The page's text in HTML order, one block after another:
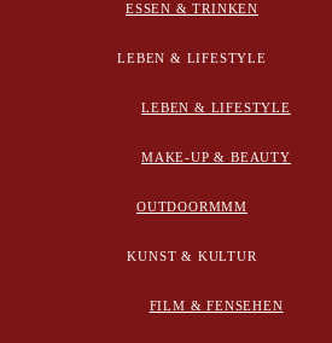
ESSEN & TRINKEN
LEBEN & LIFESTYLE
LEBEN & LIFESTYLE
MAKE-UP & BEAUTY
OUTDOORMMM
KUNST & KULTUR
FILM & FENSEHEN